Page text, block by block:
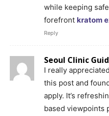
while keeping
forefront kratom
Reply
Seoul Clinic
I really
this post and
apply. It’s
based viewpoints